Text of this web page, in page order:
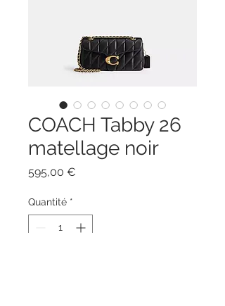
COACH Tabby 26
matellage noir
595,00 €
Quantité *